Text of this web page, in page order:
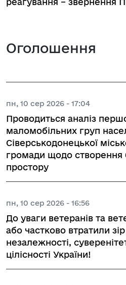
Оголошення
пн, 10 сер 2026 - 17:04
Проводиться аналіз
маломобільних груп
Сіверськодонецької
громади щодо створення
простору
пн, 10 сер 2026 - 16:56
До уваги ветеранів та
або частково втратили
незалежності,
цілісності України!